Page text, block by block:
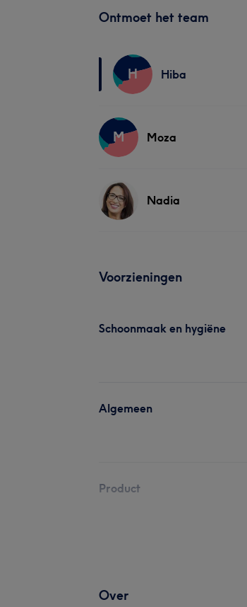
Ontmoet het team
H Hiba
M Moza
Nadia
Voorzieningen
Schoonmaak en hygiëne
Algemeen
Product
Over